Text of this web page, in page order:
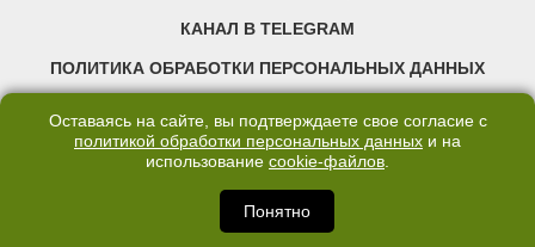
КАНАЛ В TELEGRAM
ПОЛИТИКА ОБРАБОТКИ ПЕРСОНАЛЬНЫХ ДАННЫХ
©2007—2025 66.RU. Воспроизведение, сообщение, доведение до всеобщего
правообладателя запрещено. Сетевое издание «Современный портал
Екатеринбурга — «66.ru» (18+) зарегистрировано Федеральной службой по
надзору в сфере связи, информационных технологий и массовых коммуникаций
Оставаясь на сайте, вы подтверждаете свое согласие с
политикой обработки персональных данных и на
использование cookie-файлов.
Понятно